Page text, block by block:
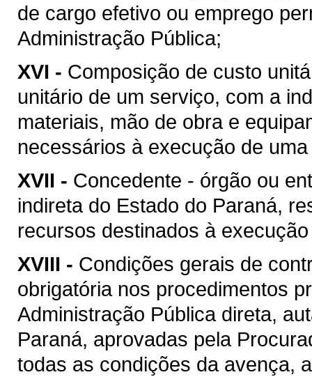
de cargo efetivo ou emprego
Administração Pública;
XVI - Composição de custo
unitário de um serviço, com a
materiais, mão de obra e
necessários à execução de
XVII - Concedente - órgão ou
indireta do Estado do Paraná,
recursos destinados à
XVIII - Condições gerais de
obrigatória nos procedimentos
Administração Pública direta,
Paraná, aprovadas pela
todas as condições da avença,